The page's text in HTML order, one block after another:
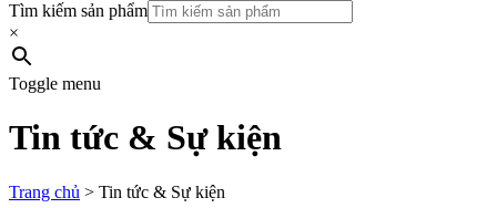
Tìm kiếm sản phẩm
×
Toggle menu
Tin tức & Sự kiện
Trang chủ > Tin tức & Sự kiện